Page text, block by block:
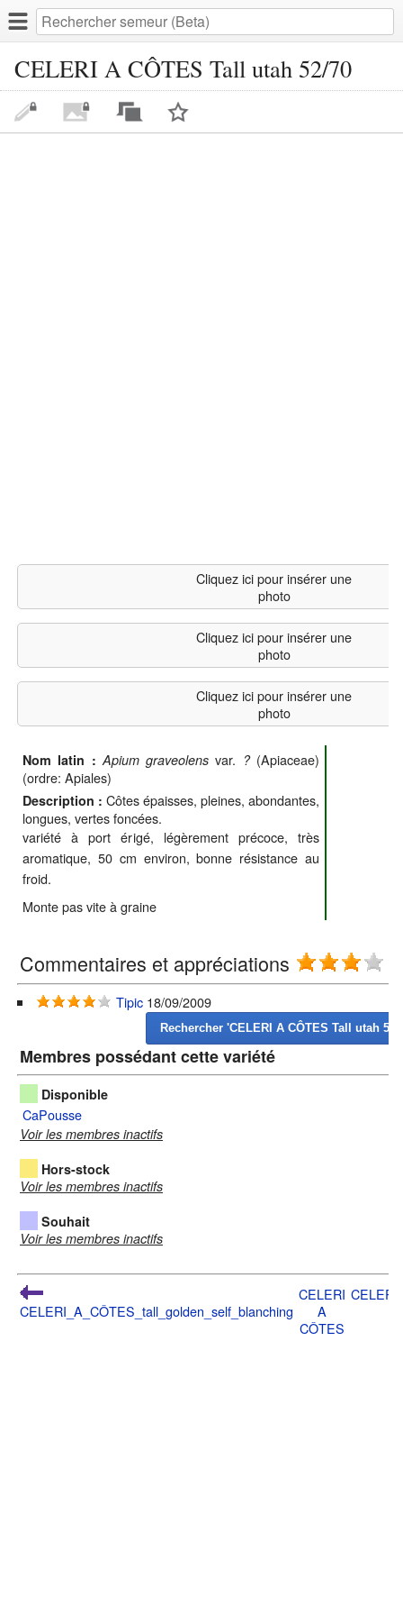
CELERI A CÔTES Tall utah 52/70
Cliquez ici pour insérer une
photo
Cliquez ici pour insérer une
photo
Cliquez ici pour insérer une
photo
Nom latin : Apium graveolens var. ?(Apiaceae)
(ordre: Apiales)
Description : Côtes épaisses, pleines, abondantes,
longues, vertes foncées.
variété à port érigé, légèrement précoce, très
aromatique, 50 cm environ, bonne résistance au
froid.
Monte pas vite à graine
Commentaires et appréciations
Tipic 18/09/2009
Membres possédant cette variété
Disponible
CaPousse
Voir les membres inactifs
Hors-stock
Voir les membres inactifs
Souhait
Voir les membres inactifs
CELERI_A_CÔTES_tall_golden_self_blanching
CELERI
A
CÔTES